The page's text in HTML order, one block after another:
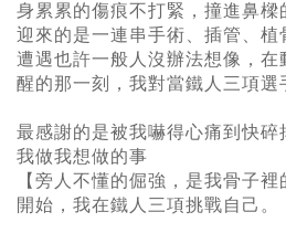
身累累的傷痕不打緊，撞進鼻樑
迎來的是一連串手術、插管、植
遭遇也許一般人沒辦法想像，
醒的那一刻，我對當鐵人三項選
最感謝的是被我嚇得心痛到快
我做我想做的事
【旁人不懂的倔強，是我骨子
開始，我在鐵人三項挑戰自己。